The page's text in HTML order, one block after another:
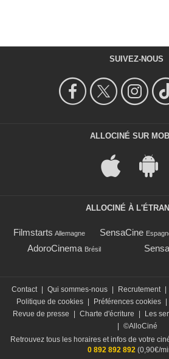
SUIVEZ-NOUS
ALLOCINÉ SUR
ALLOCINÉ À
Filmstarts Allemagne SensaCine
AdoroCinema Brésil
Contact | Qui sommes-nous | Recrutement |
Politique de cookies | Préférences cookies |
Revue de presse
| Charte d'écriture | Les
| ©AlloCiné
Retrouvez tous les horaires et infos de votre
0 892 892 892 (0,90€/